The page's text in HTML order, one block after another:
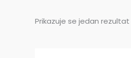
Prikazuje se jedan rezultat